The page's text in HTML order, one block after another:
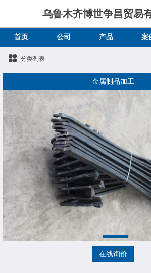
乌鲁木齐博世争昌贸易
首页 公司 产品 案
分类列表
金属制品加工
在线询价